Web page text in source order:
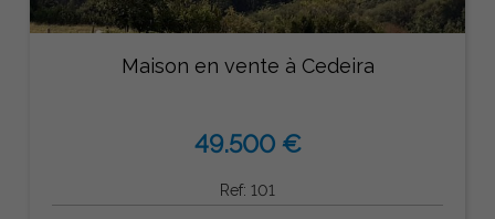
Maison en vente à Cedeira
49.500 €
Ref: 101